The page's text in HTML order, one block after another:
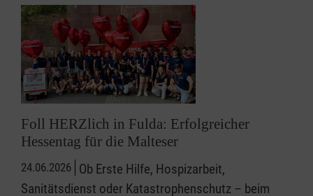
Foll HERZlich in Fulda: Erfolgreicher
Hessentag für die Malteser
24.06.2026 Ob Erste Hilfe, Hospizarbeit,
Sanitätsdienst oder Katastrophenschutz – beim